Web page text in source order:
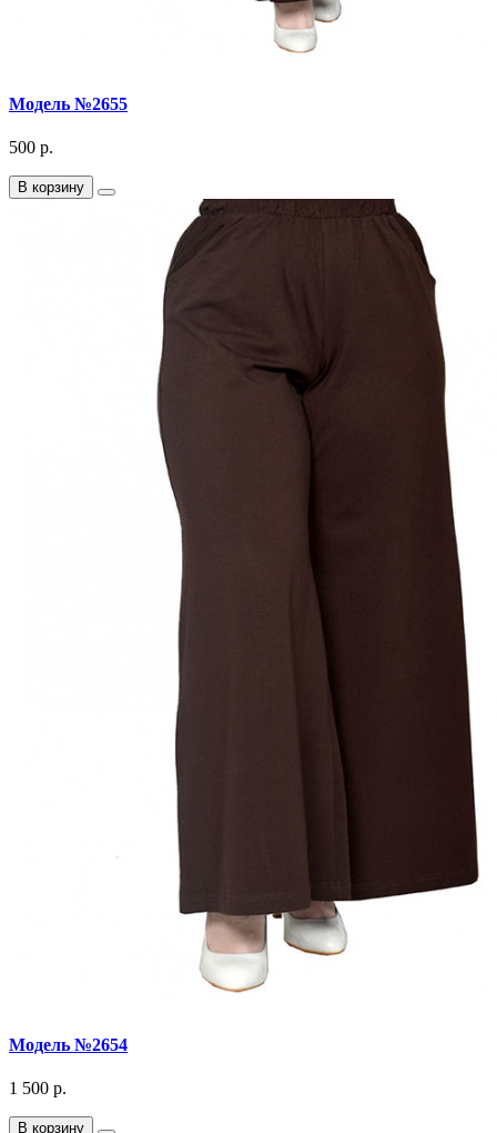
Модель №2655
500 р.
В корзину
Модель №2654
1 500 р.
В корзину